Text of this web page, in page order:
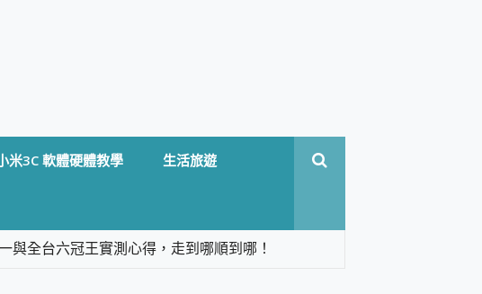
米3C 軟體硬體教學 生活旅遊
與全台六冠王實測心得，走到哪順到哪！